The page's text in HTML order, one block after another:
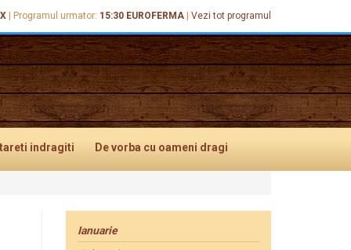
Programul urmator: 15:30 EUROFERMA Vezi tot programul
indragiti De vorba cu oameni dragi
Ianuarie